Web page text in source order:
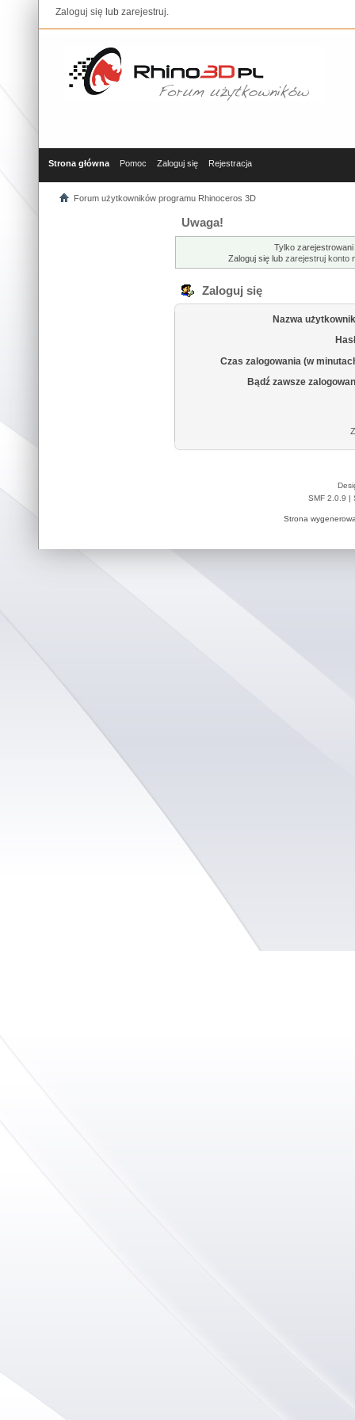
Zaloguj się lub zarejestruj.
Strona główna Pomoc Zaloguj się Rejestracja
Forum użytkowników programu Rhinoceros 3D
Uwaga!
Tylko
Zaloguj się lub zarejestruj konto
Zaloguj się
Nazwa
Czas zalogowania (w
Bądź zawsze
SMF 2.0.9
Strona